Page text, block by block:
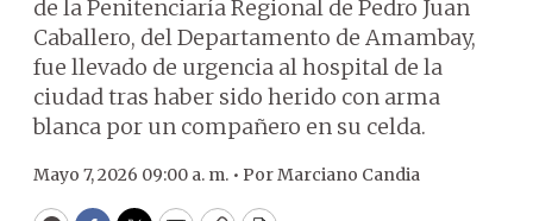
de la Penitenciaría Regional de Pedro Juan
Caballero, del Departamento de Amambay,
fue llevado de urgencia al hospital de la
ciudad tras haber sido herido con arma
blanca por un compañero en su celda.
Mayo 7, 2026 09:00 a. m. • PorMarciano Candia